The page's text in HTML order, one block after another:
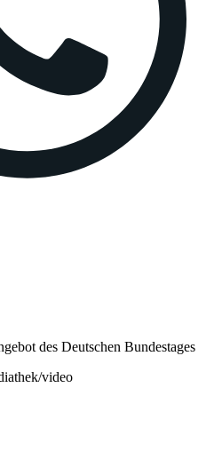
des Deutschen Bundestages
video